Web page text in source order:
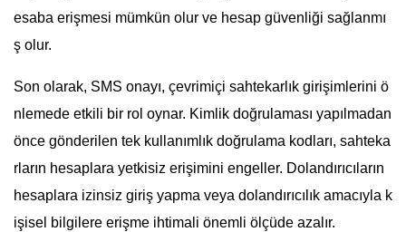
esaba erişmesi mümkün olur ve hesap güvenliği sağlanmı
ş olur.
Son olarak, SMS onayı, çevrimiçi sahtekarlık girişimlerini ö
nlemede etkili bir rol oynar. Kimlik doğrulaması yapılmadan
önce gönderilen tek kullanımlık doğrulama kodları, sahteka
rların hesaplara yetkisiz erişimini engeller. Dolandırıcıların
hesaplara izinsiz giriş yapma veya dolandırıcılık amacıyla k
işisel bilgilere erişme ihtimali önemli ölçüde azalır.